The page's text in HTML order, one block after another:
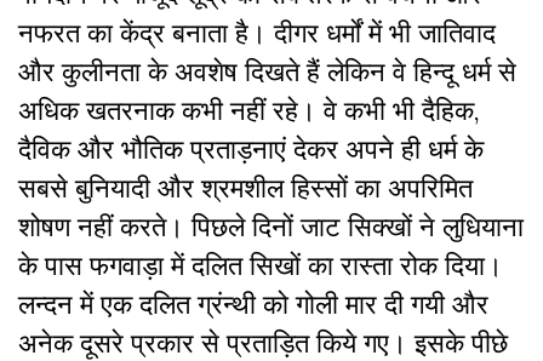
नफरत का केंद्र बनाता है। दीगर धर्मों में भी जातिवाद
और कुलीनता के अवशेष दिखते हैं लेकिन वे हिन्दू धर्म से
अधिक खतरनाक कभी नहीं रहे। वे कभी भी दैहिक,
दैविक और भौतिक प्रताड़नाएं देकर अपने ही धर्म के
सबसे बुनियादी और श्रमशील हिस्सों का अपरिमित
शोषण नहीं करते। पिछले दिनों जाट सिक्खों ने लुधियाना
के पास फगवाड़ा में दलित सिखों का रास्ता रोक दिया।
लन्दन में एक दलित ग्रंन्थी को गोली मार दी गयी और
अनेक दूसरे प्रकार से प्रताड़ित किये गए। इसके पीछे